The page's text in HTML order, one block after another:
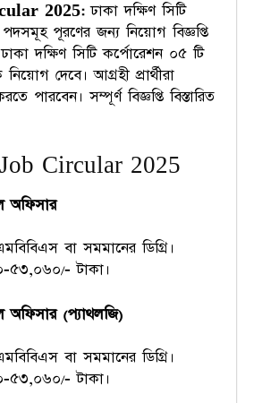
2025:ঢাকা দক্ষিণ সিটি
পূরণের জন্য নিয়োগ বিজ্ঞপ্তি
দক্ষিণ সিটি কর্পোরেশন ০৫ টি
দেবে। আগ্রহী প্রার্থীরা
পারবেন। সম্পূর্ণ বিজ্ঞপ্তি বিস্তারিত
Circular 2025
অফিসার
বা সমমানের ডিগ্রি।
৫৩,০৬০/- টাকা।
অফিসার (প্যাথলজি)
বা সমমানের ডিগ্রি।
৫৩,০৬০/- টাকা।